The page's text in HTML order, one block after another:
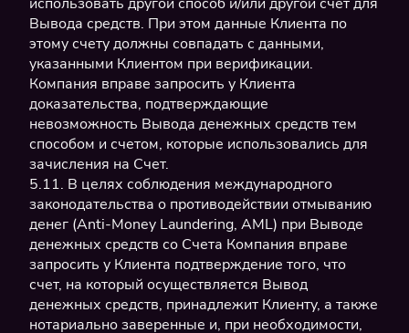
Вывода средств. При этом данные Клиента по
этому счету должны совпадать с данными,
указанными Клиентом при верификации.
Компания вправе запросить у Клиента
доказательства, подтверждающие
невозможность Вывода денежных средств тем
способом и счетом, которые использовались для
зачисления на Счет.
5.11. В целях соблюдения международного
законодательства о противодействии отмыванию
денег (Anti-Money Laundering, AML) при Выводе
денежных средств со Счета Компания вправе
запросить у Клиента подтверждение того, что
счет, на который осуществляется Вывод
денежных средств, принадлежит Клиенту, а также
нотариально заверенные и, при необходимости,